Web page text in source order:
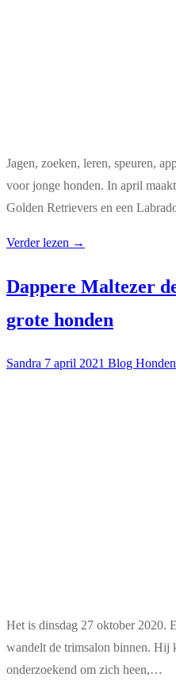
Jagen, zoeken, leren, speuren,
voor jonge honden. In april
Golden Retrievers en een
Verder lezen →
Dappere Maltezer
grote honden
Sandra 7 april 2021 Blog
Het is dinsdag 27 oktober 2020.
wandelt de trimsalon binnen. Hij
onderzoekend om zich heen,…